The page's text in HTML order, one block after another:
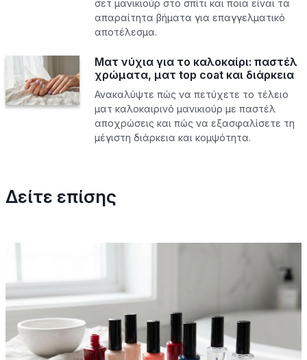
σετ μανικιούρ στο σπίτι και ποια είναι τα
απαραίτητα βήματα για επαγγελματικό
αποτέλεσμα.
Ματ νύχια για το καλοκαίρι: παστέλ
χρώματα, ματ top coat και διάρκεια
Ανακαλύψτε πώς να πετύχετε το τέλειο
ματ καλοκαιρινό μανικιούρ με παστέλ
αποχρώσεις και πώς να εξασφαλίσετε τη
μέγιστη διάρκεια και κομψότητα.
Δείτε επίσης